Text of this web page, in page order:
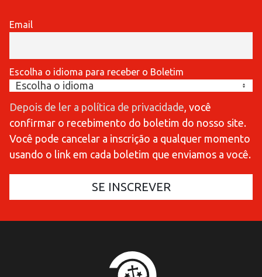
Email
Escolha o idioma para receber o Boletim
Depois de ler a política de privacidade , você
confirmar o recebimento do boletim do nosso site.
Você pode cancelar a inscrição a qualquer momento
usando o link em cada boletim que enviamos a você.